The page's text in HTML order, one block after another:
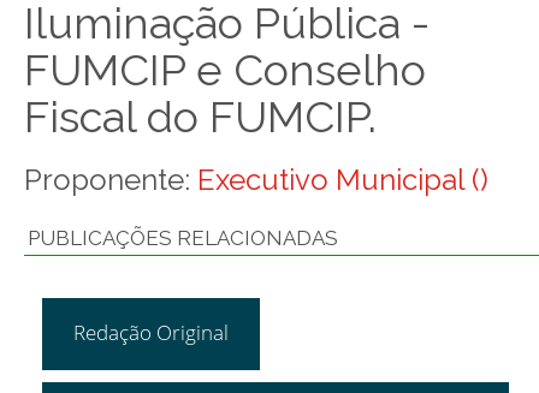
Iluminação Pública -
FUMCIP e Conselho
Fiscal do FUMCIP.
Proponente: Executivo Municipal ()
PUBLICAÇÕES RELACIONADAS
Redação Original